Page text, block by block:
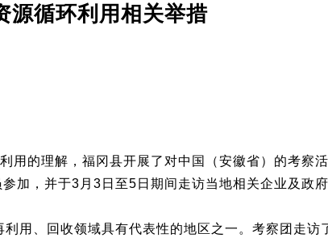
源循环利用相关举措
用的理解，福冈县开展了对中国（安徽省）的考察
加，并于3月3日至5日期间走访当地相关企业及政府
用、回收领域具有代表性的地区之一。考察团走